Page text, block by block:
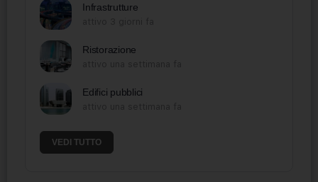
Infrastrutture
Ristorazione
Edifici pubblici
VEDI TUTTO